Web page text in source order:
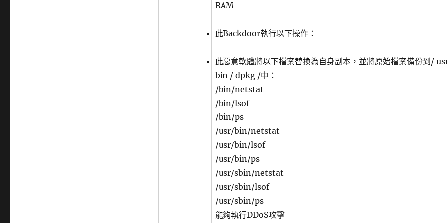
RAM
此Backdoor執行以下操作：
此惡意軟體將以下檔案替換為自身副本，並將原始檔案備份到/
bin / dpkg /中：
/bin/netstat
/bin/lsof
/bin/ps
/usr/bin/netstat
/usr/bin/lsof
/usr/bin/ps
/usr/sbin/netstat
/usr/sbin/lsof
/usr/sbin/ps
能夠執行DDoS攻擊